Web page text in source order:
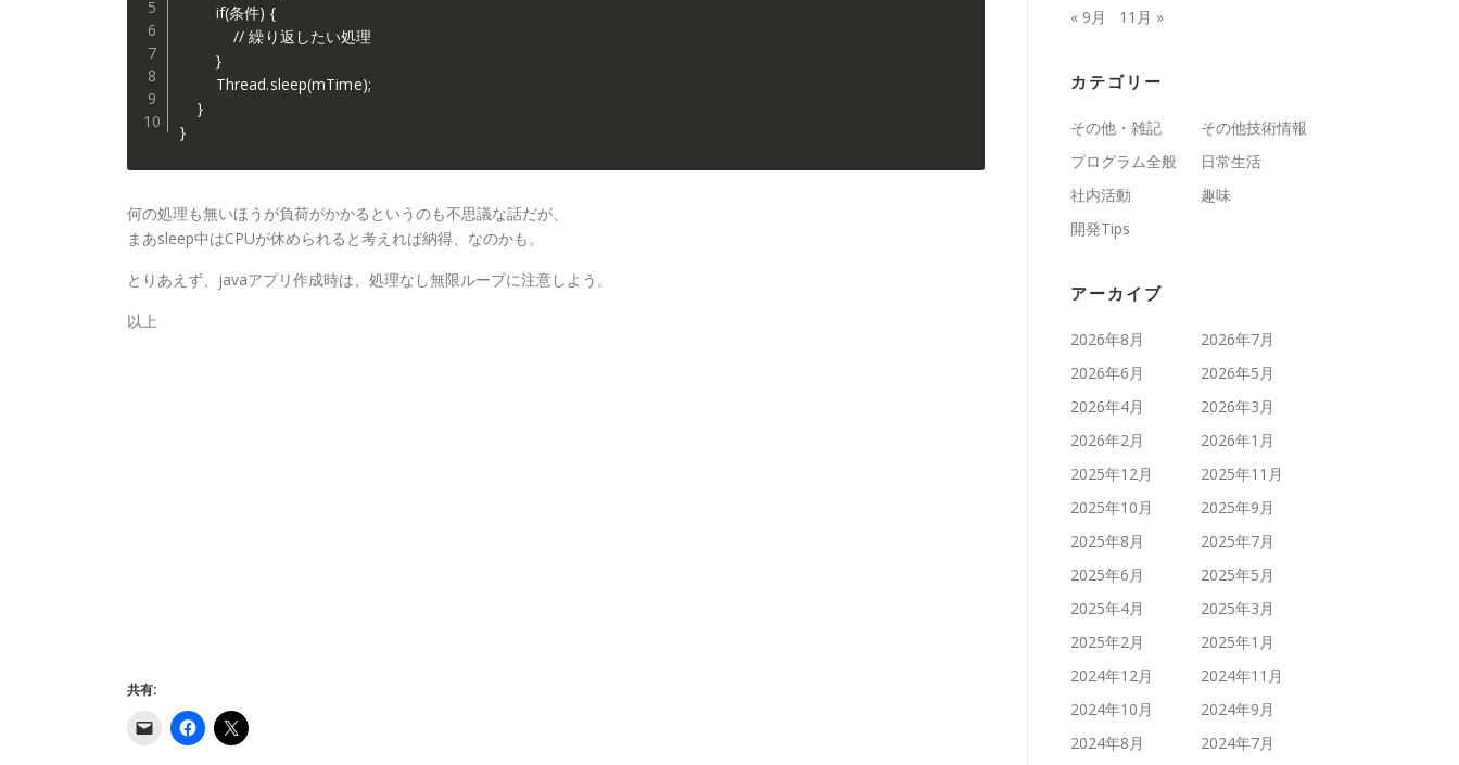
        if(条件) {
            // 繰り返したい処理
        }
        Thread.sleep(mTime);
    }
}
何の処理も無いほうが負荷がかかるというのも不思議な話だが、
まあsleep中はCPUが休められると考えれば納得、なのかも。
とりあえず、javaアプリ作成時は、処理なし無限ループに注意しよう。
以上
共有:
F
a
ク
リ
« 9月 11月 »
カテゴリー
その他・雑記
その他技術情報
プログラム全般
日常生活
社内活動
趣味
開発Tips
アーカイブ
2026年8月
2026年7月
2026年6月
2026年5月
2026年4月
2026年3月
2026年2月
2026年1月
2025年12月
2025年11月
2025年10月
2025年9月
2025年8月
2025年7月
2025年6月
2025年5月
2025年4月
2025年3月
2025年2月
2025年1月
2024年12月
2024年11月
2024年10月
2024年9月
2024年8月
2024年7月